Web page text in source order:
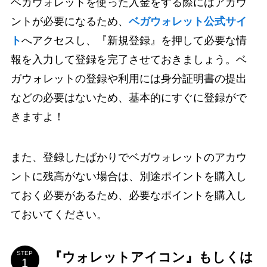
ントが必要になるため、 ベガウォレット公式サイ
トへアクセスし、『新規登録』を押して必要な情
報を入力して登録を完了させておきましょう。ベ
ガウォレットの登録や利用には身分証明書の提出
などの必要はないため、基本的にすぐに登録がで
きますよ！
また、登録したばかりでベガウォレットのアカウ
ントに残高がない場合は、別途ポイントを購入し
ておく必要があるため、必要なポイントを購入し
ておいてください。
STEP
『ウォレットアイコン』もしくは